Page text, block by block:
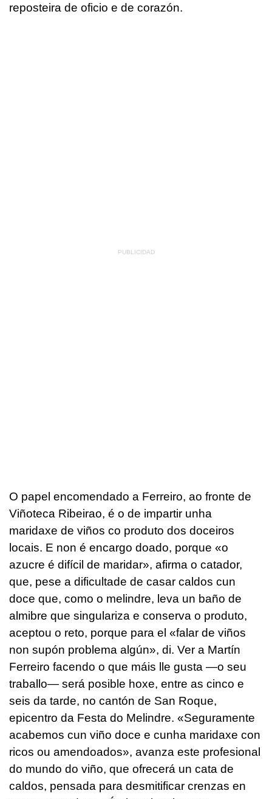
reposteira de oficio e de corazón.
O papel encomendado a Ferreiro, ao fronte de
Viñoteca Ribeirao, é o de impartir unha
maridaxe de viños co produto dos doceiros
locais. E non é encargo doado, porque «o
azucre é difícil de maridar», afirma o catador,
que, pese a dificultade de casar caldos cun
doce que, como o melindre, leva un baño de
almibre que singulariza e conserva o produto,
aceptou o reto, porque para el «falar de viños
non supón problema algún», di. Ver a Martín
Ferreiro facendo o que máis lle gusta —o seu
traballo— será posible hoxe, entre as cinco e
seis da tarde, no cantón de San Roque,
epicentro da Festa do Melindre. «Seguramente
acabemos cun viño doce e cunha maridaxe con
ricos ou amendoados», avanza este profesional
do mundo do viño, que ofrecerá un cata de
caldos, pensada para desmitificar crenzas en